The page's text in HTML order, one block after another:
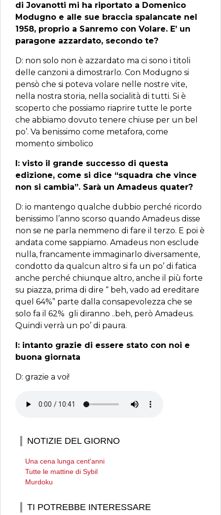
di Jovanotti mi ha riportato a Domenico
Modugno e alle sue braccia spalancate nel
1958, proprio a Sanremo con Volare. E’ un
paragone azzardato, secondo te?
D: non solo non è azzardato ma ci sono i titoli
delle canzoni a dimostrarlo. Con Modugno si
pensò che si poteva volare nelle nostre vite,
nella nostra storia, nella socialità di tutti. Si è
scoperto che possiamo riaprire tutte le porte
che abbiamo dovuto tenere chiuse per un bel
po’. Va benissimo come metafora, come
momento simbolico
I: visto il grande successo di questa
edizione, come si dice “squadra che vince
non si cambia”. Sarà un Amadeus quater?
D: io mantengo qualche dubbio perché ricordo
benissimo l’anno scorso quando Amadeus disse
non se ne parla nemmeno di fare il terzo. E poi è
andata come sappiamo. Amadeus non esclude
nulla, francamente immaginarlo diversamente,
condotto da qualcun altro si fa un po’ di fatica
anche perché chiunque altro, anche il più forte
su piazza, prima di dire “ beh, vado ad ereditare
quel 64%” parte dalla consapevolezza che se
solo fa il 62% gli diranno ..beh, però Amadeus.
Quindi verrà un po’ di paura.
I: intanto grazie di essere stato con noi e
buona giornata
D: grazie a voi!
NOTIZIE DEL GIORNO
Una cena lunga cent'anni
Tutte le mattine di Sybil
Murdoku
TI POTREBBE INTERESSARE